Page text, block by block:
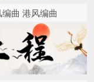
曲 港风编曲